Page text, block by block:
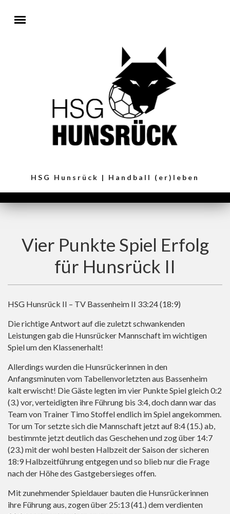
HSG Hunsrück | Handball (er)leben
Vier Punkte Spiel Erfolg
für Hunsrück II
HSG Hunsrück II – TV Bassenheim II 33:24 (18:9)
Die richtige Antwort auf die zuletzt schwankenden
Leistungen gab die Hunsrücker Mannschaft im wichtigen
Spiel um den Klassenerhalt!
Allerdings wurden die Hunsrückerinnen in den
Anfangsminuten vom Tabellenvorletzten aus Bassenheim
kalt erwischt! Die Gäste legten im vier Punkte Spiel gleich 0:2
(3.) vor, verteidigten ihre Führung bis 3:4, doch dann war das
Team von Trainer Timo Stoffel endlich im Spiel angekommen.
Tor um Tor setzte sich die Mannschaft jetzt auf 8:4 (15.) ab,
bestimmte jetzt deutlich das Geschehen und zog über 14:7
(23.) mit der wohl besten Halbzeit der Saison der sicheren
18:9 Halbzeitführung entgegen und so blieb nur die Frage
nach der Höhe des Gastgebersieges offen.
Mit zunehmender Spieldauer bauten die Hunsrückerinnen
ihre Führung aus, zogen über 25:13 (41.) dem verdienten